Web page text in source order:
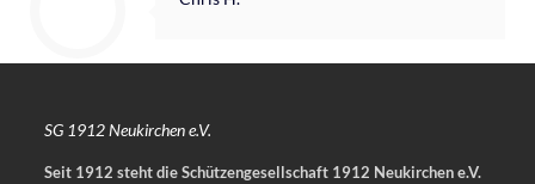
SG 1912 Neukirchen e.V.
Seit 1912 steht die Schützengesellschaft 1912 Neukirchen e.V.